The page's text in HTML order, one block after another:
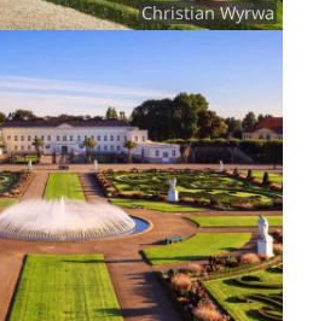
Christian Wyrwa